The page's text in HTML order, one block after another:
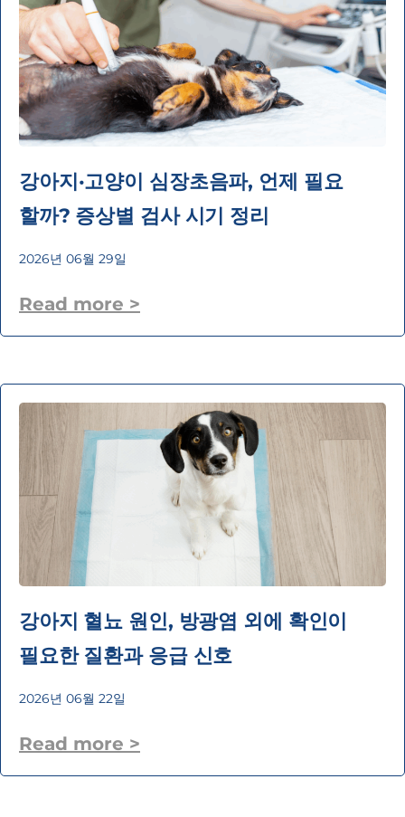
강아지·고양이 심장초음파, 언제 필요
할까? 증상별 검사 시기 정리
2026년 06월 29일
Read more >
강아지 혈뇨 원인, 방광염 외에 확인이
필요한 질환과 응급 신호
2026년 06월 22일
Read more >